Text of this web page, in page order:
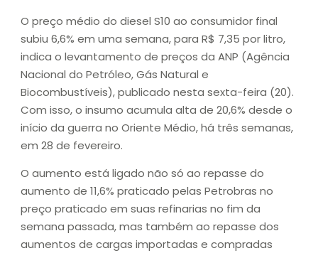
O preço médio do diesel S10 ao consumidor final
subiu 6,6% em uma semana, para R$ 7,35 por litro,
indica o levantamento de preços da ANP (Agência
Nacional do Petróleo, Gás Natural e
Biocombustíveis), publicado nesta sexta-feira (20).
Com isso, o insumo acumula alta de 20,6% desde o
início da guerra no Oriente Médio, há três semanas,
em 28 de fevereiro.
O aumento está ligado não só ao repasse do
aumento de 11,6% praticado pelas Petrobras no
preço praticado em suas refinarias no fim da
semana passada, mas também ao repasse dos
aumentos de cargas importadas e compradas